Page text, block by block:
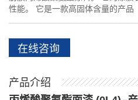
性能。 它是一款高固体含量的产品
在线咨询
产品介绍